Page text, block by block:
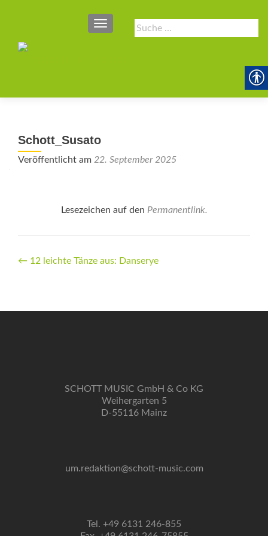
Suche
nach:
SCHALTE NAVIGATION
Schott_Susato
Veröffentlicht am 22. September 2025
Lesezeichen auf den Permanentlink.
Beitrags-
← 12 leichte Tänze aus: Danserye
SCHOTT MUSIC GmbH & Co KG
Weihergarten 5
D-55116 Mainz
um.redaktion@schott-music.com
Tel. +49 6131 246-855